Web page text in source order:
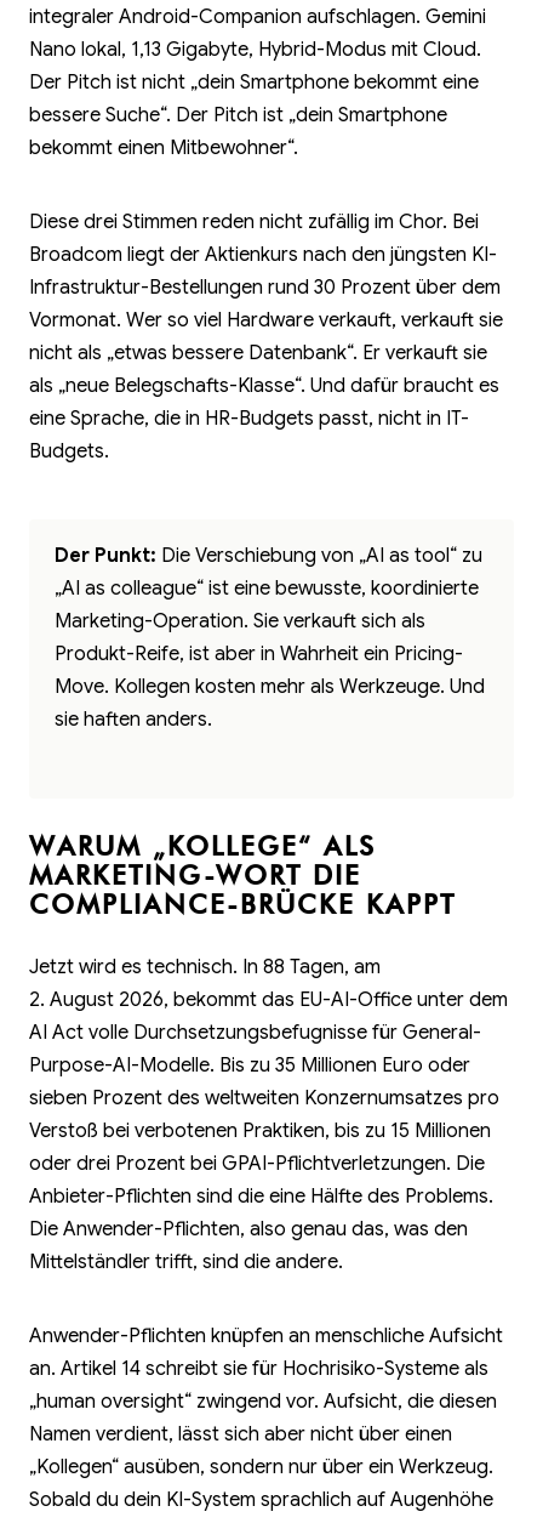
integraler Android-Companion aufschlagen. Gemini
Nano lokal, 1,13 Gigabyte, Hybrid-Modus mit Cloud.
Der Pitch ist nicht „dein Smartphone bekommt eine
bessere Suche“. Der Pitch ist „dein Smartphone
bekommt einen Mitbewohner“.
Diese drei Stimmen reden nicht zufällig im Chor. Bei
Broadcom liegt der Aktienkurs nach den jüngsten KI-
Infrastruktur-Bestellungen rund 30 Prozent über dem
Vormonat. Wer so viel Hardware verkauft, verkauft sie
nicht als „etwas bessere Datenbank“. Er verkauft sie
als „neue Belegschafts-Klasse“. Und dafür braucht es
eine Sprache, die in HR-Budgets passt, nicht in IT-
Budgets.
Der Punkt: Die Verschiebung von „AI as tool“ zu
„AI as colleague“ ist eine bewusste, koordinierte
Marketing-Operation. Sie verkauft sich als
Produkt-Reife, ist aber in Wahrheit ein Pricing-
Move. Kollegen kosten mehr als Werkzeuge. Und
sie haften anders.
WARUM „KOLLEGE“ ALS
MARKETING-WORT DIE
COMPLIANCE-BRÜCKE KAPPT
Jetzt wird es technisch. In 88 Tagen, am
2. August 2026, bekommt das EU-AI-Office unter dem
AI Act volle Durchsetzungsbefugnisse für General-
Purpose-AI-Modelle. Bis zu 35 Millionen Euro oder
sieben Prozent des weltweiten Konzernumsatzes pro
Verstoß bei verbotenen Praktiken, bis zu 15 Millionen
oder drei Prozent bei GPAI-Pflichtverletzungen. Die
Anbieter-Pflichten sind die eine Hälfte des Problems.
Die Anwender-Pflichten, also genau das, was den
Mittelständler trifft, sind die andere.
Anwender-Pflichten knüpfen an menschliche Aufsicht
an. Artikel 14 schreibt sie für Hochrisiko-Systeme als
„human oversight“ zwingend vor. Aufsicht, die diesen
Namen verdient, lässt sich aber nicht über einen
„Kollegen“ ausüben, sondern nur über ein Werkzeug.
Sobald du dein KI-System sprachlich auf Augenhöhe